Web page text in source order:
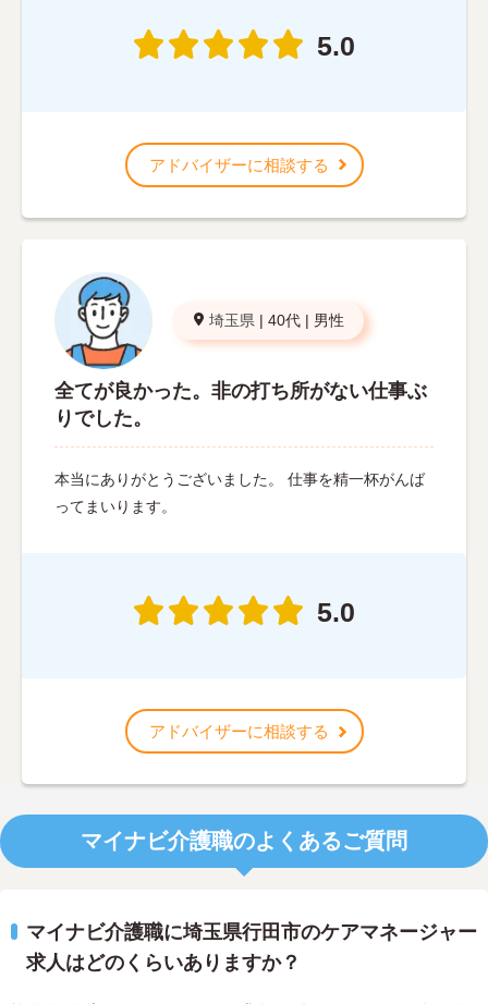
5.0
アドバイザーに相談する
埼玉県 | 40代 | 男性
全てが良かった。非の打ち所がない仕事ぶ
りでした。
本当にありがとうございました。 仕事を精一杯がんば
ってまいります。
5.0
アドバイザーに相談する
マイナビ介護職のよくあるご質問
マイナビ介護職に埼玉県行田市のケアマネージャー
求人はどのくらいありますか？